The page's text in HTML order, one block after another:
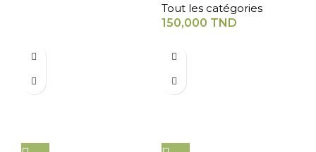
Tout les catégories
150,000 TND